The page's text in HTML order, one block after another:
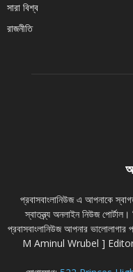
সারা বিশ্ব
রাজনীতি
প্রবাসবাংলানিউজ এ আপনাকে
স্বাতন্ত্র্য অনলাইন নিউজ
প্রবাসবাংলানিউজ আপনার
M Aminul Wrubel ]